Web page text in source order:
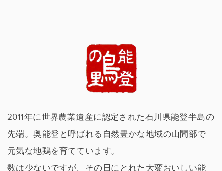
2011年に世界農業遺産に認定された石川県能登半島の
先端。奥能登と呼ばれる自然豊かな地域の山間部で
元気な地鶏を育てています。
数は少ないですが、その日にとれた大変おいしい能